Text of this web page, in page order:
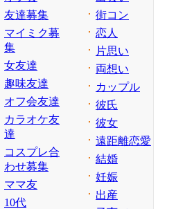
友達募集
マイミク募
集
女友達
趣味友達
オフ会友達
カラオケ友
達
コスプレ合
わせ募集
ママ友
10代
街コン
恋人
片思い
両想い
カップル
彼氏
彼女
遠距離恋愛
結婚
妊娠
出産